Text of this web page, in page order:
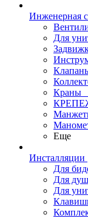
Инженерная
Для
Краны
Еще
Инсталляции
Для
Для
Для